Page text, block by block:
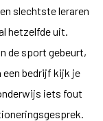
slechtste leraren
hetzelfde uit.
de sport gebeurt,
een bedrijf kijk je
iets fout